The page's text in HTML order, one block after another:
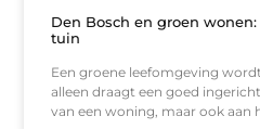
Den Bosch en groen
tuin
Een groene leefomgeving
alleen draagt een goed
van een woning, maar ook